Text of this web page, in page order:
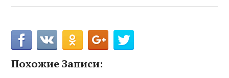
Похожие Записи: